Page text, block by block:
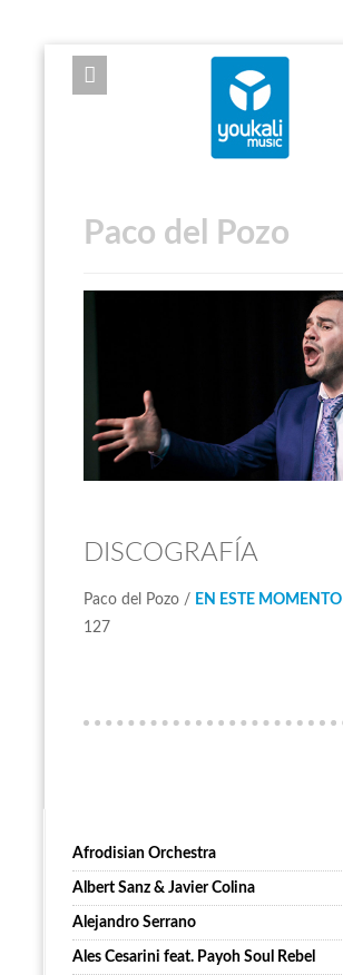
EXPOSE FRAMEWORK FOR JOOMLA 2.5 AND 3.0+
Paco del Pozo
DISCOGRAFÍA
Paco del Pozo / EN ESTE MOMENTO
127
Afrodisian Orchestra
Albert Sanz & Javier Colina
Alejandro Serrano
Ales Cesarini feat. Payoh Soul Rebel